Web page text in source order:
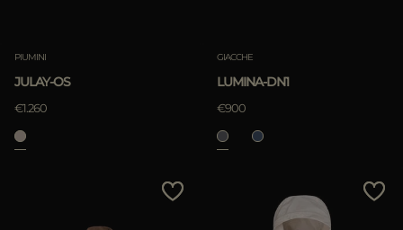
PIUMINI
JULAY-OS
€1.260
GIACCHE
LUMINA-DN1
€900